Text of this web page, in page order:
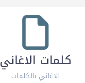
كلمات الاغاني
الاغاني بالكلمات